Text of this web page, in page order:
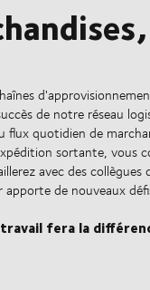
de notre réseau
quotidien de
sortante, vous
avec des collègues
de nouveaux
fera la